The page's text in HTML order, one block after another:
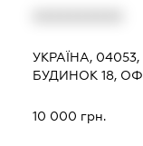
УКРАЇНА,
БУДИНОК 18,
10 000 грн.